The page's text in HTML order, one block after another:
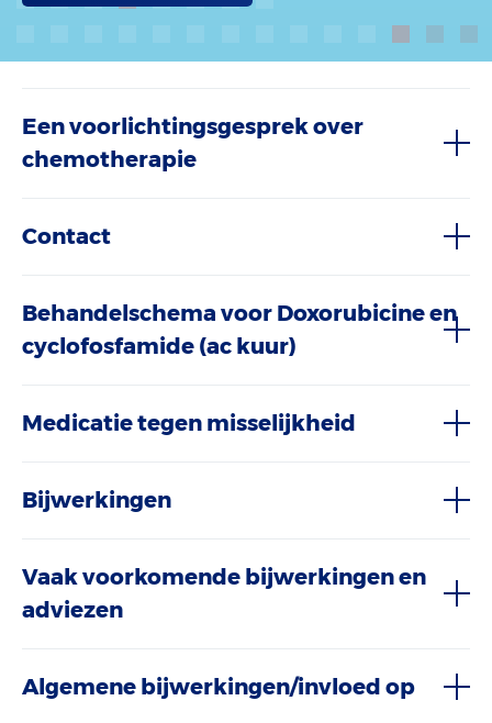
Een voorlichtingsgesprek over
chemotherapie
Contact
Behandelschema voor Doxorubicine en
cyclofosfamide (ac kuur)
Medicatie tegen misselijkheid
Bijwerkingen
Vaak voorkomende bijwerkingen en
adviezen
Algemene bijwerkingen/invloed op